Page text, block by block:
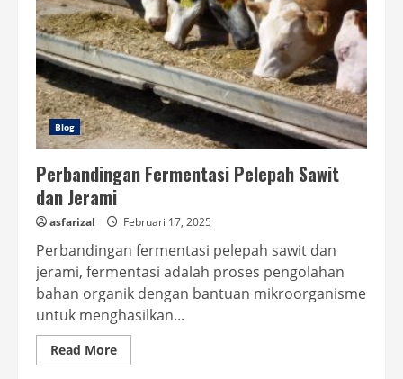
Blog
Perbandingan Fermentasi Pelepah Sawit
dan Jerami
asfarizal Februari 17, 2025
Perbandingan fermentasi pelepah sawit dan
jerami, fermentasi adalah proses pengolahan
bahan organik dengan bantuan mikroorganisme
untuk menghasilkan...
Read MoreRead
more